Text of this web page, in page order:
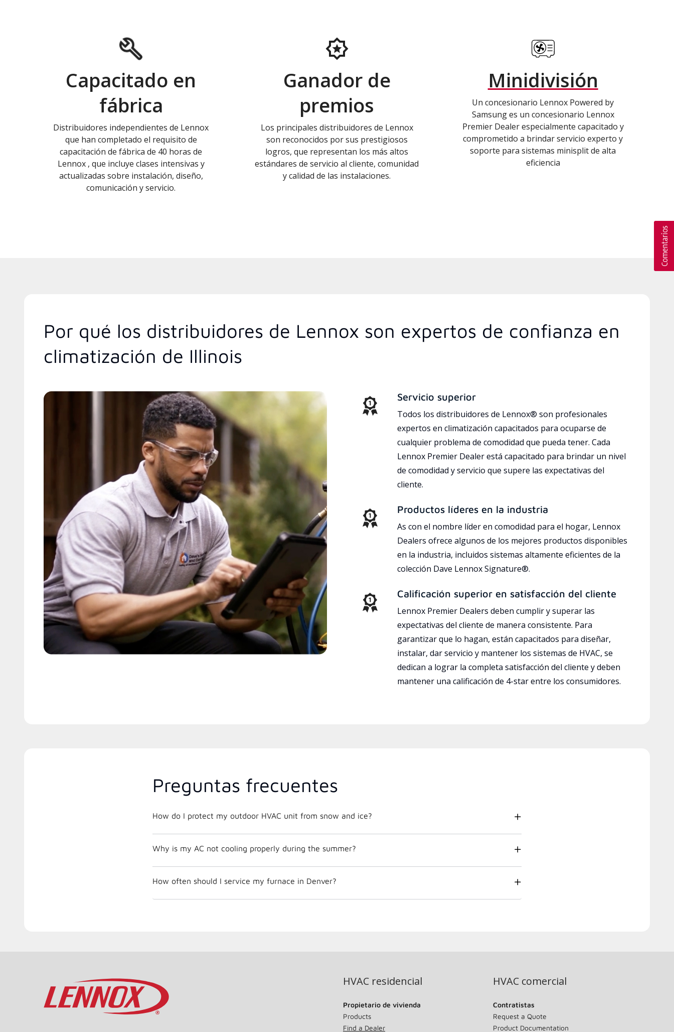
Capacitado en
fábrica
Distribuidores independientes de Lennox
que han completado el requisito de
capacitación de fábrica de 40 horas de
Lennox , que incluye clases intensivas y
actualizadas sobre instalación, diseño,
comunicación y servicio.
Ganador de
premios
Los principales distribuidores de Lennox
son reconocidos por sus prestigiosos
logros, que representan los más altos
estándares de servicio al cliente, comunidad
y calidad de las instalaciones.
Minidivisión
Un concesionario Lennox Powered by
Samsung es un concesionario Lennox
Premier Dealer especialmente capacitado y
comprometido a brindar servicio experto y
soporte para sistemas minisplit de alta
eficiencia
Por qué los distribuidores de Lennox son expertos de confianza en
climatización de Illinois
Servicio superior
Todos los distribuidores de Lennox® son profesionales
expertos en climatización capacitados para ocuparse de
cualquier problema de comodidad que pueda tener. Cada
Lennox Premier Dealer está capacitado para brindar un nivel
de comodidad y servicio que supere las expectativas del
cliente.
Productos líderes en la industria
As con el nombre líder en comodidad para el hogar, Lennox
Dealers ofrece algunos de los mejores productos disponibles
en la industria, incluidos sistemas altamente eficientes de la
colección Dave Lennox Signature®.
Calificación superior en satisfacción del cliente
Lennox Premier Dealers deben cumplir y superar las
expectativas del cliente de manera consistente. Para
garantizar que lo hagan, están capacitados para diseñar,
instalar, dar servicio y mantener los sistemas de HVAC, se
dedican a lograr la completa satisfacción del cliente y deben
mantener una calificación de 4-star entre los consumidores.
Preguntas frecuentes
How do I protect my outdoor HVAC unit from snow and ice?
Why is my AC not cooling properly during the summer?
How often should I service my furnace in Denver?
HVAC residencial
Propietario de vivienda
Products
Find a Dealer
HVAC comercial
Contratistas
Request a Quote
Product Documentation